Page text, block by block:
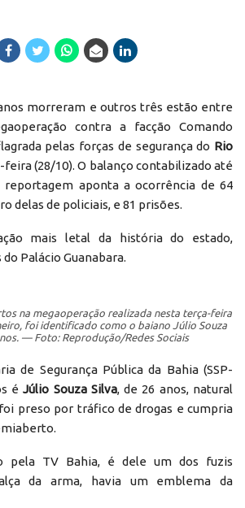
morreram e outros três estão entre
contra a facção Comando
pelas forças de segurança do Rio
feira (28/10). O balanço contabilizado até
reportagem aponta a ocorrência de 64
delas de policiais, e 81 prisões.
mais letal da história do estado,
Palácio Guanabara.
na megaoperação realizada nesta terça-feira
foi identificado como o baiano Júlio Souza
— Foto: Reprodução/Redes Sociais
de Segurança Pública da Bahia (SSP-
éJúlio Souza Silva, de 26 anos, natural
preso por tráfico de drogas e cumpria
pela TV Bahia, é dele um dos fuzis
da arma, havia um emblema da